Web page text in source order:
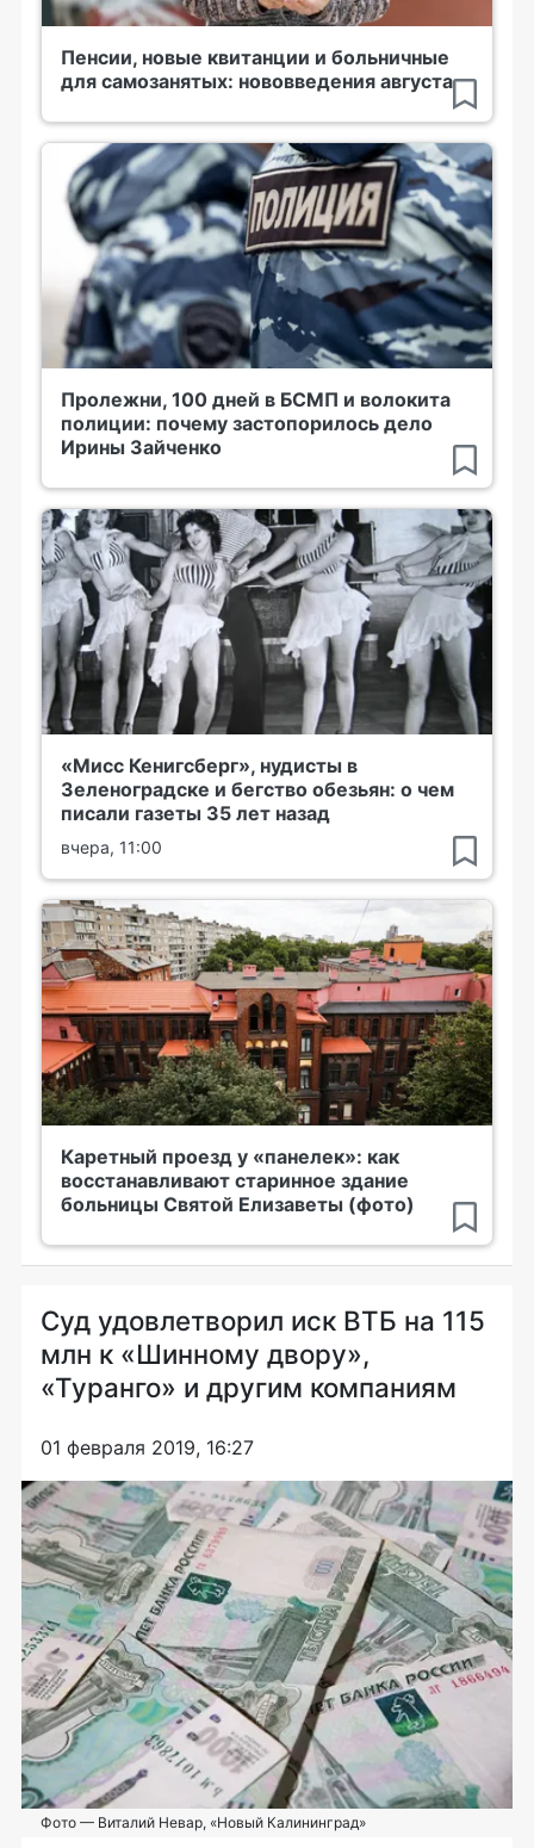
Пенсии, новые квитанции и больничные
для самозанятых: нововведения августа
Пролежни, 100 дней в БСМП и волокита
полиции: почему застопорилось дело
Ирины Зайченко
«Мисс Кенигсберг», нудисты в
Зеленоградске и бегство обезьян: о чем
писали газеты 35 лет назад
вчера, 11:00
Каретный проезд у «панелек»: как
восстанавливают старинное здание
больницы Святой Елизаветы (фото)
Суд удовлетворил иск ВТБ на 115
млн к «Шинному двору»,
«Туранго» и другим компаниям
01 февраля 2019, 16:27
Фото — Виталий Невар, «Новый Калининград»